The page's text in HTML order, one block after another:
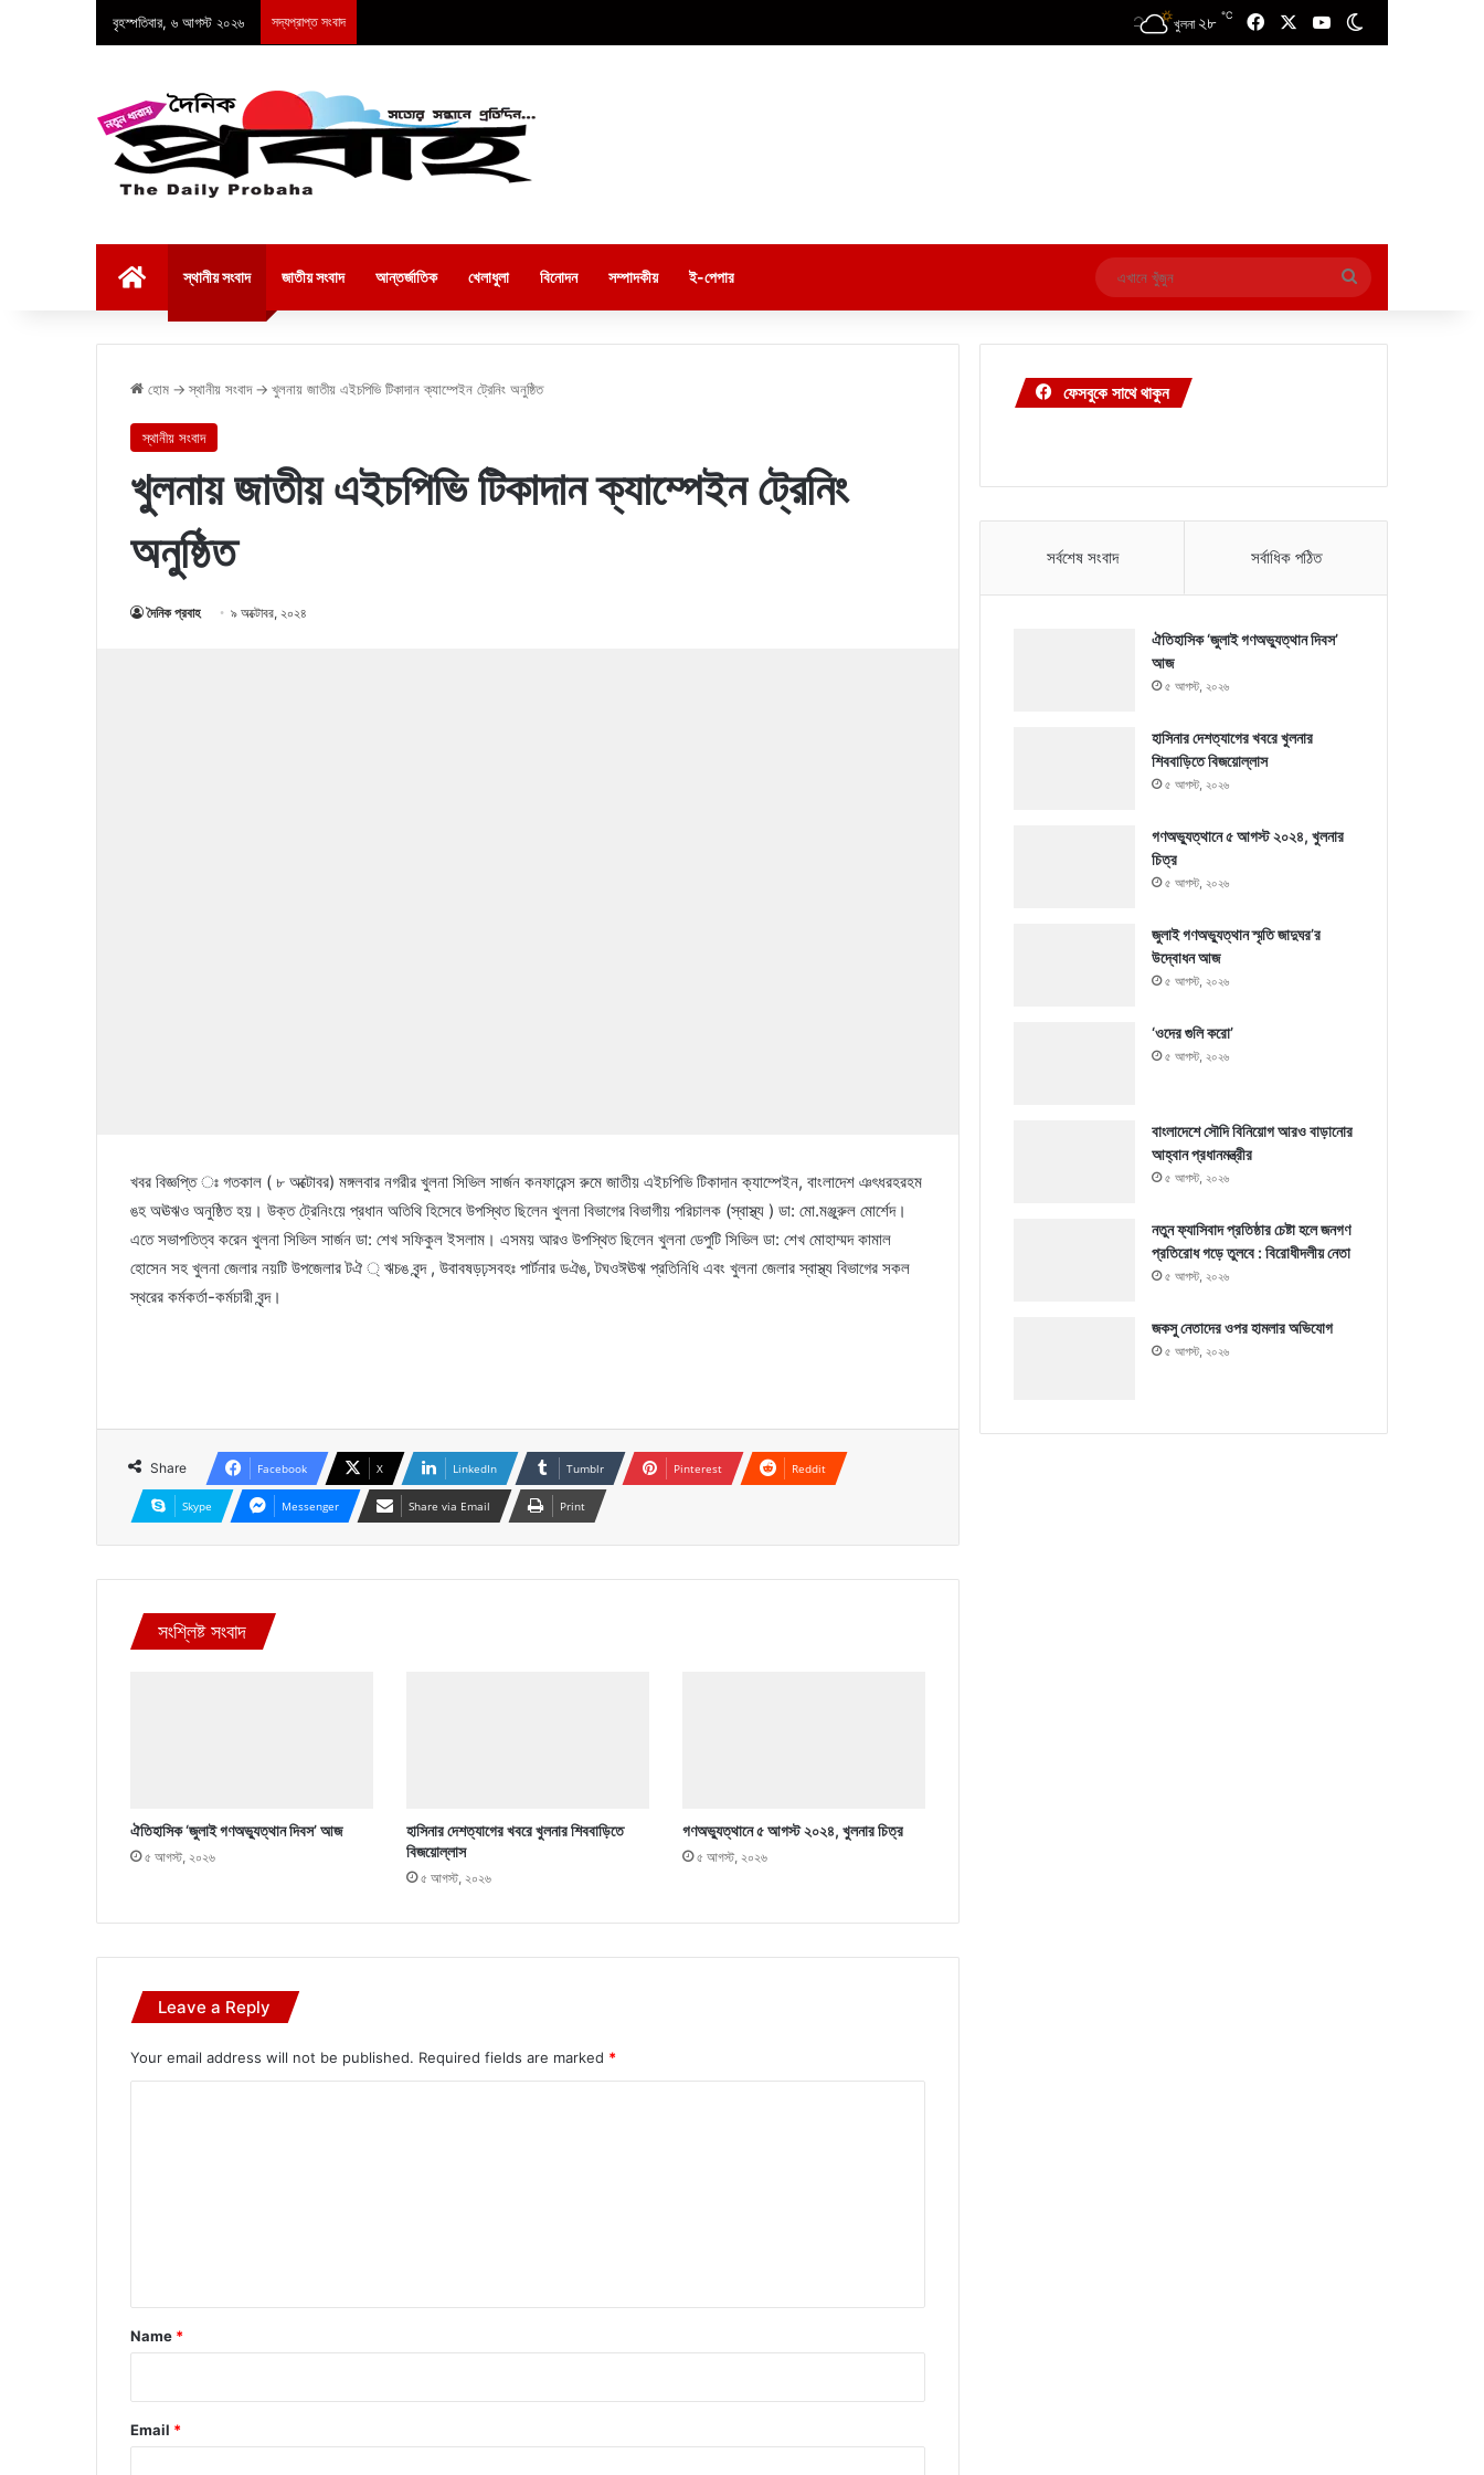
বৃহস্পতিবার, ৬ আগস্ট ২০২৬ সদ্যপ্রাপ্ত সংবাদ খুলনা ২৮ ℃ FacebookYouTube
স্থানীয় সংবাদ জাতীয় সংবাদ আন্তর্জাতিক খেলাধুলা বিনোদন সম্পাদকীয় ই-পেপার
এখানে
খুঁজুন
হোম → স্থানীয় সংবাদ → খুলনায় জাতীয় এইচপিভি টিকাদান ক্যাম্পেইন ট্রেনিং অনুষ্ঠিত
স্থানীয় সংবাদ
খুলনায় জাতীয় এইচপিভি টিকাদান ক্যাম্পেইন ট্রেনিং
অনুষ্ঠিত
দৈনিক প্রবাহ ৯ অক্টোবর, ২০২৪
খবর বিজ্ঞপ্তি ঃ গতকাল ( ৮ অক্টোবর) মঙ্গলবার নগরীর খুলনা সিভিল সার্জন কনফারেন্স রুমে জাতীয় এইচপিভি টিকাদান ক্যাম্পেইন, বাংলাদেশ ঞৎধরহরহম
ঙহ অঊঋও অনুষ্ঠিত হয়। উক্ত ট্রেনিংয়ে প্রধান অতিথি হিসেবে উপস্থিত ছিলেন খুলনা বিভাগের বিভাগীয় পরিচালক (স্বাস্থ্য ) ডা: মো.মঞ্জুরুল মোর্শেদ।
এতে সভাপতিত্ব করেন খুলনা সিভিল সার্জন ডা: শেখ সফিকুল ইসলাম। এসময় আরও উপস্থিত ছিলেন খুলনা ডেপুটি সিভিল ডা: শেখ মোহাম্মদ কামাল
হোসেন সহ খুলনা জেলার নয়টি উপজেলার টঐ ্ ঋচঙ বৃন্দ , উবাবষড়ঢ়সবহঃ পার্টনার ডঐঙ, টঘওঈঊঋ প্রতিনিধি এবং খুলনা জেলার স্বাস্থ্য বিভাগের সকল
স্থরের কর্মকর্তা-কর্মচারী বৃন্দ।
Share Facebook X LinkedIn Tumblr Pinterest Reddit
Skype Messenger Share via Email Print
সংশ্লিষ্ট সংবাদ
ঐতিহাসিক ‘জুলাই গণঅভ্যুত্থান দিবস’ আজ
৫ আগস্ট, ২০২৬
হাসিনার দেশত্যাগের খবরে খুলনার শিববাড়িতে
বিজয়োল্লাস
৫ আগস্ট, ২০২৬
গণঅভ্যুত্থানে ৫ আগস্ট ২০২৪, খুলনার চিত্র
৫ আগস্ট, ২০২৬
Leave a Reply
Your email address will not be published. Required fields are marked *
*
Name *
Email *
ফেসবুকে সাথে থাকুন
সর্বশেষ সংবাদ সর্বাধিক পঠিত
ঐতিহাসিক ‘জুলাই গণঅভ্যুত্থান দিবস’
আজ
৫ আগস্ট, ২০২৬
হাসিনার দেশত্যাগের খবরে খুলনার
শিববাড়িতে বিজয়োল্লাস
৫ আগস্ট, ২০২৬
গণঅভ্যুত্থানে ৫ আগস্ট ২০২৪, খুলনার
চিত্র
৫ আগস্ট, ২০২৬
জুলাই গণঅভ্যুত্থান স্মৃতি জাদুঘর’র
উদ্বোধন আজ
৫ আগস্ট, ২০২৬
‘ওদের গুলি করো’
৫ আগস্ট, ২০২৬
বাংলাদেশে সৌদি বিনিয়োগ আরও বাড়ানোর
আহ্বান প্রধানমন্ত্রীর
৫ আগস্ট, ২০২৬
নতুন ফ্যাসিবাদ প্রতিষ্ঠার চেষ্টা হলে জনগণ
প্রতিরোধ গড়ে তুলবে : বিরোধীদলীয় নেতা
৫ আগস্ট, ২০২৬
জকসু নেতাদের ওপর হামলার অভিযোগ
৫ আগস্ট, ২০২৬